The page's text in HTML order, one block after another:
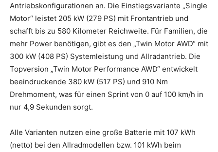
Antriebskonfigurationen an. Die Einstiegsvariante „Single
Motor“ leistet 205 kW (279 PS) mit Frontantrieb und
schafft bis zu 580 Kilometer Reichweite. Für Familien, die
mehr Power benötigen, gibt es den „Twin Motor AWD“ mit
300 kW (408 PS) Systemleistung und Allradantrieb. Die
Topversion „Twin Motor Performance AWD“ entwickelt
beeindruckende 380 kW (517 PS) und 910 Nm
Drehmoment, was für einen Sprint von 0 auf 100 km/h in
nur 4,9 Sekunden sorgt.
Alle Varianten nutzen eine große Batterie mit 107 kWh
(netto) bei den Allradmodellen bzw. 101 kWh beim